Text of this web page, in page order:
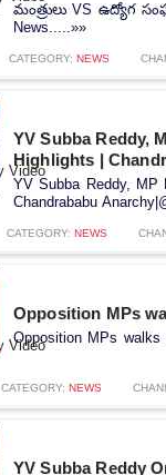
మంత్రులు VS ఉద్యోగ
News.....»»
CATEGORY: NEWS
YV Subba Reddy,
Highlights |
YV Subba Reddy, MP
Chandrababu
CATEGORY: NEWS
Opposition MPs
Opposition MPs
CATEGORY: NEWS
YV Subba Reddy